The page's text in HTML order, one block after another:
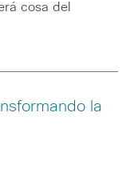
cosa del
la